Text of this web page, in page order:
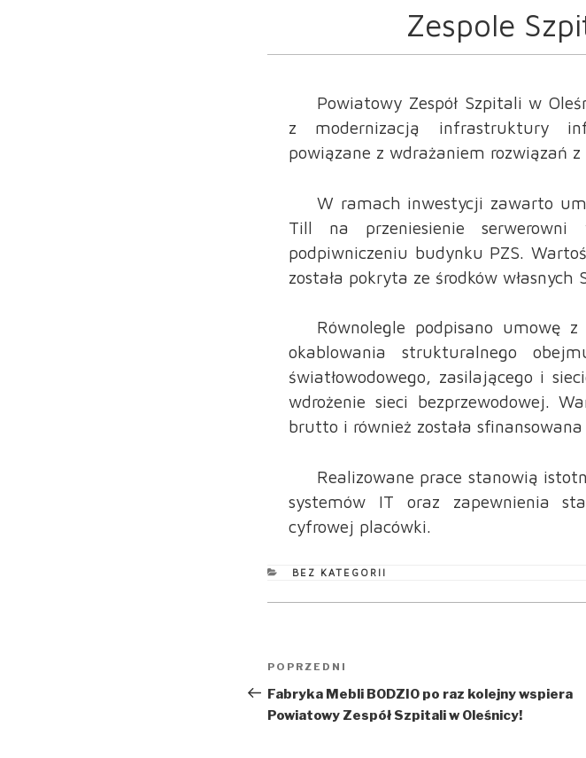
Zespole
Powiatowy Zespół Szpitali w
z modernizacją infrastruktury
powiązane z wdrażaniem rozwiązań
W ramach inwestycji zawarto
Till na przeniesienie
podpiwniczeniu budynku PZS.
została pokryta ze środków własnych
Równolegle podpisano umowę
okablowania strukturalnego
światłowodowego, zasilającego i
wdrożenie sieci bezprzewodowej.
brutto i również została
Realizowane prace stanowią
systemów IT oraz zapewnienia
cyfrowej placówki.
KATEGORIE
BEZ KATEGORII
Nawigacja
wpisu
Poprzedni
wpis
POPRZEDNI
Fabryka Mebli BODZIO po raz kolejny wspiera
Powiatowy Zespół Szpitali w Oleśnicy!